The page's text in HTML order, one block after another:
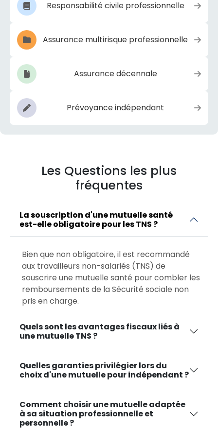
Responsabilité civile professionnelle
Assurance multirisque professionnelle
Assurance décennale
Prévoyance indépendant
Les Questions les plus
fréquentes
La souscription d'une mutuelle santé
est-elle obligatoire pour les TNS ?
Bien que non obligatoire, il est recommandé
aux travailleurs non-salariés (TNS) de
souscrire une mutuelle santé pour combler les
remboursements de la Sécurité sociale non
pris en charge.
Quels sont les avantages fiscaux liés à
une mutuelle TNS ?
Quelles garanties privilégier lors du
choix d'une mutuelle pour indépendant ?
Comment choisir une mutuelle adaptée
à sa situation professionnelle et
personnelle ?